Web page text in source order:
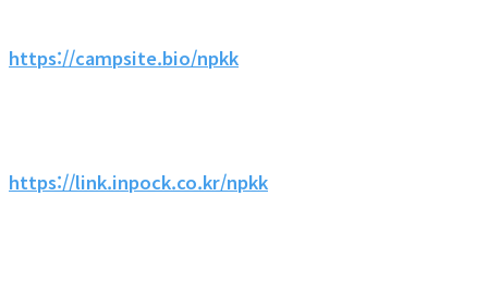
https://campsite.bio/npkk
https://link.inpock.co.kr/npkk